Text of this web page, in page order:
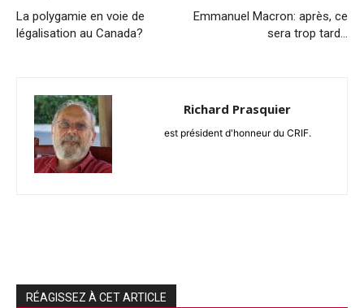
La polygamie en voie de
légalisation au Canada?
Emmanuel Macron: après, ce
sera trop tard…
Richard Prasquier
est président d'honneur du CRIF.
RÉAGISSEZ À CET ARTICLE